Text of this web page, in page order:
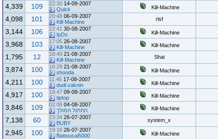
Kill-Machine
14-09-2007
22:30
Quick
109
4,339
rlsf
06-09-2007
20:48
Kill-Machine
101
4,098
Kill-Machine
30-08-2007
22:41
IpDo
106
3,144
Kill-Machine
26-08-2007
17:05
Kill-Machine
103
3,968
Shai
21-08-2007
18:49
Kill-Machine
12
1,795
Kill-Machine
21-08-2007
16:29
shooda
100
3,874
Kill-Machine
17-08-2007
11:46
dudi.vaknin
100
4,211
Kill-Machine
09-08-2007
19:47
tiptop
100
4,917
Kill-Machine
04-08-2007
02:08
החתול המולך
109
3,846
system_x
26-07-2007
23:34
BUBY
60
7,138
Kill-Machine
26-07-2007
19:16
Battousai5000
100
2,945